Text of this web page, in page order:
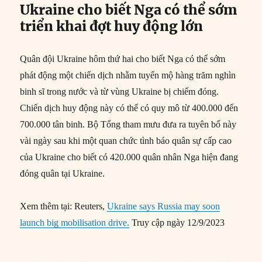
Ukraine cho biết Nga có thể sớm
triển khai đợt huy động lớn
Quân đội Ukraine hôm thứ hai cho biết Nga có thể sớm
phát động một chiến dịch nhằm tuyển mộ hàng trăm nghìn
binh sĩ trong nước và từ vùng Ukraine bị chiếm đóng.
Chiến dịch huy động này có thể có quy mô từ 400.000 đến
700.000 tân binh. Bộ Tổng tham mưu đưa ra tuyên bố này
vài ngày sau khi một quan chức tình báo quân sự cấp cao
của Ukraine cho biết có 420.000 quân nhân Nga hiện đang
đóng quân tại Ukraine.
Xem thêm tại: Reuters,Ukraine says Russia may soon
launch big mobilisation drive. Truy cập ngày 12/9/2023